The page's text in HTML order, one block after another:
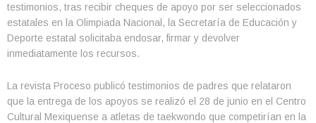
testimonios, tras recibir cheques de apoyo por ser seleccionados
estatales en la Olimpiada Nacional, la Secretaría de Educación y
Deporte estatal solicitaba endosar, firmar y devolver
inmediatamente los recursos.
La revista Proceso publicó testimonios de padres que relataron
que la entrega de los apoyos se realizó el 28 de junio en el Centro
Cultural Mexiquense a atletas de taekwondo que competirían en la